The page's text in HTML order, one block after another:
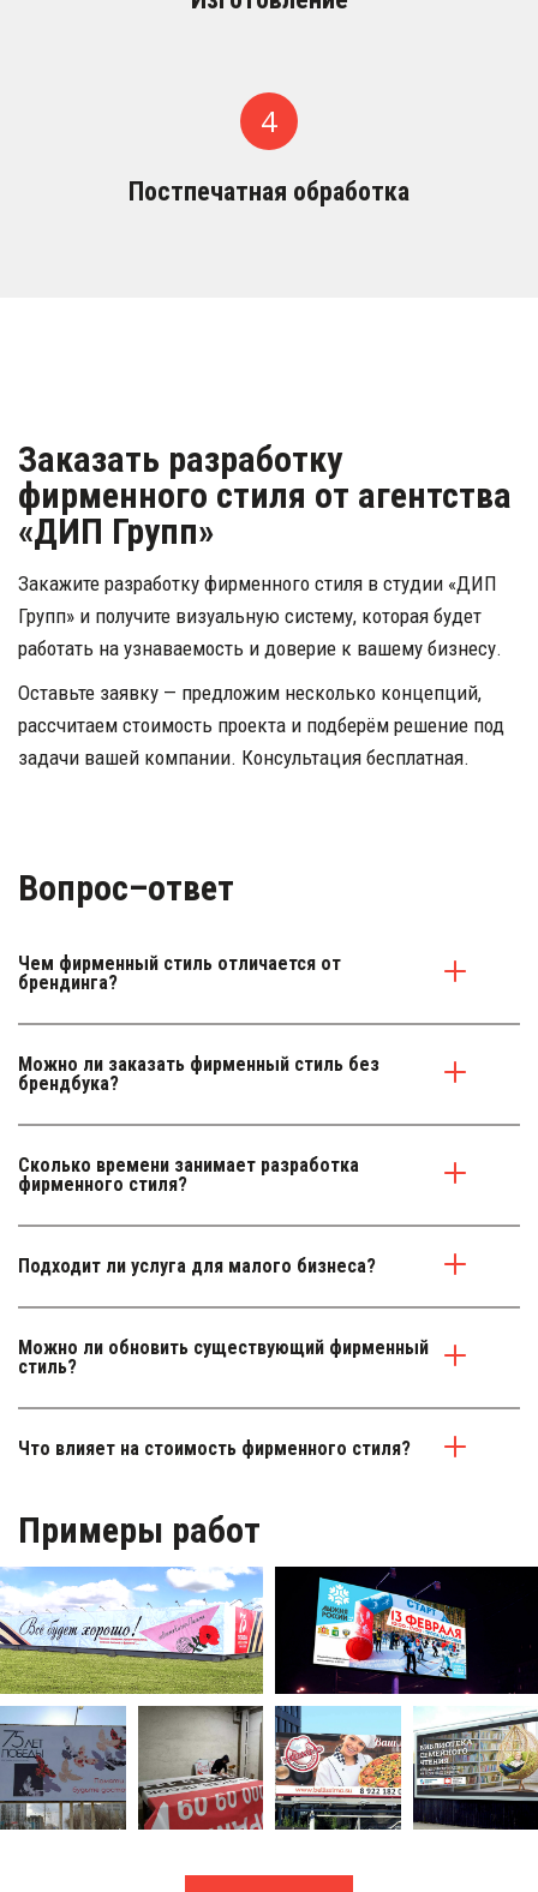
Постпечатная обработка
Заказать разработку
фирменного стиля от агентства
«ДИП Групп»
Закажите разработку фирменного стиля в студии «ДИП
Групп» и получите визуальную систему, которая будет
работать на узнаваемость и доверие к вашему бизнесу.
Оставьте заявку — предложим несколько концепций,
рассчитаем стоимость проекта и подберём решение под
задачи вашей компании. Консультация бесплатная.
Вопрос–ответ
Чем фирменный стиль отличается от
брендинга?
Можно ли заказать фирменный стиль без
брендбука?
Сколько времени занимает разработка
фирменного стиля?
Подходит ли услуга для малого бизнеса?
Можно ли обновить существующий фирменный
стиль?
Что влияет на стоимость фирменного стиля?
Примеры работ